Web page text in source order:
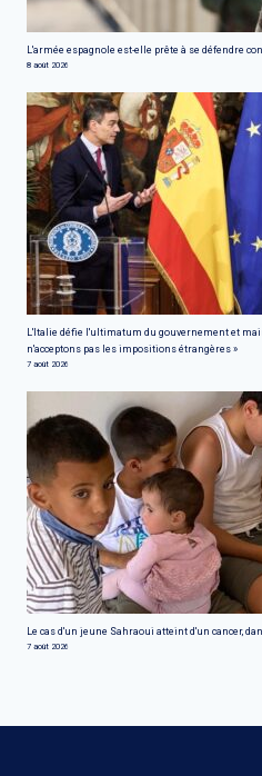
L'armée espagnole est-elle prête à se défendre
8 août 2026
L'Italie défie l'ultimatum du gouvernement et
n'acceptons pas les impositions étrangères »
7 août 2026
Le cas d'un jeune Sahraoui atteint d'un cancer,
7 août 2026